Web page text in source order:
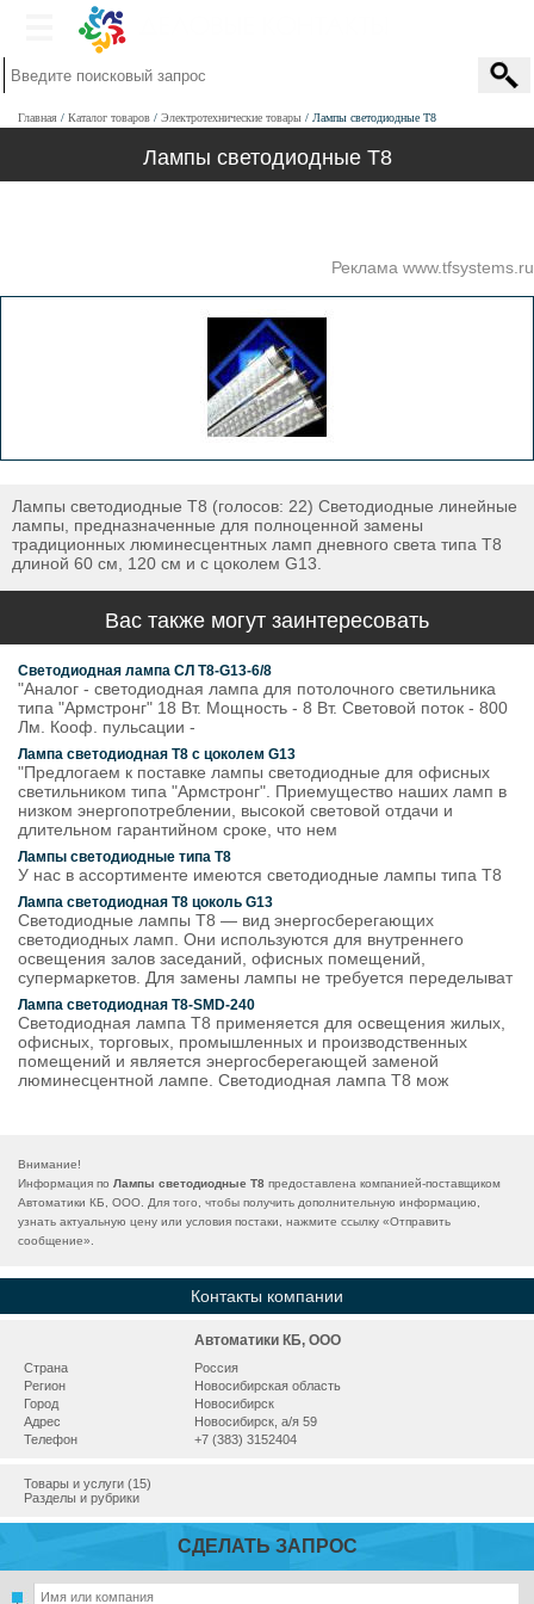
Главная Каталог товаров Электротехнические товары Лампы светодиодные Т8
Лампы светодиодные Т8
Реклама www.tfsystems.ru
Лампы светодиодные Т8 (голосов: 22) Светодиодные линейные
лампы, предназначенные для полноценной замены
традиционных люминесцентных ламп дневного света типа T8
длиной 60 см, 120 см и с цоколем G13.
Вас также могут заинтересовать
Светодиодная лампа СЛ Т8-G13-6/8
"Аналог - светодиодная лампа для потолочного светильника
типа "Армстронг" 18 Вт. Мощность - 8 Вт. Световой поток - 800
Лм. Кооф. пульсации -
Лампа светодиодная Т8 с цоколем G13
"Предлогаем к поставке лампы светодиодные для офисных
светильником типа "Армстронг". Приемущество наших ламп в
низком энергопотреблении, высокой световой отдачи и
длительном гарантийном сроке, что нем
Лампы светодиодные типа Т8
У нас в ассортименте имеются светодиодные лампы типа Т8
Лампа светодиодная Т8 цоколь G13
Светодиодные лампы T8 — вид энергосберегающих
светодиодных ламп. Они используются для внутреннего
освещения залов заседаний, офисных помещений,
супермаркетов. Для замены лампы не требуется переделыват
Лампа светодиодная Т8-SMD-240
Светодиодная лампа Т8 применяется для освещения жилых,
офисных, торговых, промышленных и производственных
помещений и является энергосберегающей заменой
люминесцентной лампе. Светодиодная лампа Т8 мож
Внимание!
Информация по Лампы светодиодные Т8 предоставлена компанией-поставщиком
Автоматики КБ, ООО. Для того, чтобы получить дополнительную информацию,
узнать актуальную цену или условия постаки, нажмите ссылку «Отправить
сообщение».
Контакты компании
Автоматики КБ, ООО
Страна
Россия
Регион
Новосибирская область
Город
Новосибирск
Адрес
Новосибирск, а/я 59
Телефон
+7 (383) 3152404
Товары и услуги (15)
Разделы и рубрики
СДЕЛАТЬ ЗАПРОС